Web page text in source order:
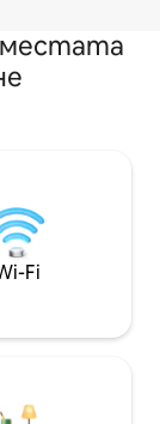
местата
Fi